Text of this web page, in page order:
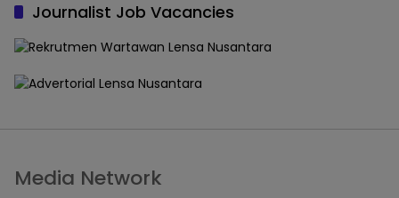
Journalist Job Vacancies
Media Network